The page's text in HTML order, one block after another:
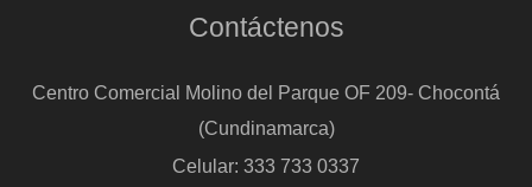
Contáctenos
Centro Comercial Molino del Parque OF 209- Chocontá
(Cundinamarca)
Celular: 333 733 0337